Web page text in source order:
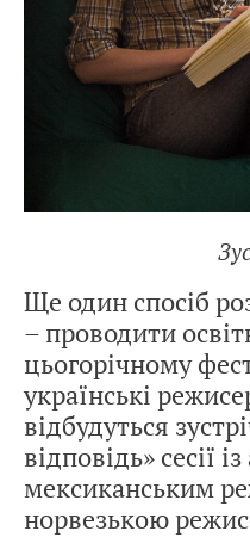
Ще один спосіб
– проводити
цьогорічному
українські
відбудуться
відповідь» сесії
мексиканським
норвезькою